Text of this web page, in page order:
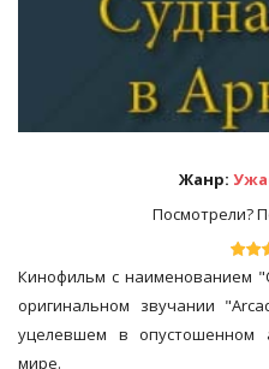
Жанр:
Посмотрели?
Кинофильм с наименованием
оригинальном звучании
уцелевшем в опустошенном
мире.